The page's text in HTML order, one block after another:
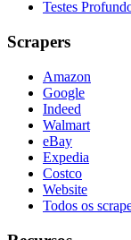
Testes
Scrapers
Amazon
Google
Indeed
Walmart
eBay
Expedia
Costco
Website
Todos os